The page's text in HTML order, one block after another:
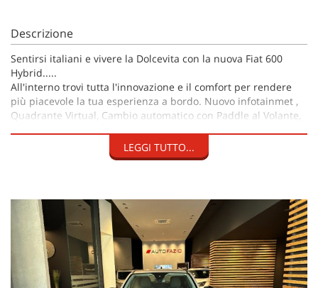
Descrizione
Sentirsi italiani e vivere la Dolcevita con la nuova Fiat 600
Hybrid.....
All'interno trovi tutta l'innovazione e il comfort per rendere
più piacevole la tua esperienza a bordo. Nuovo infotainmet ,
Quadrante Virtual, Cambio automatico con Paddle al Volante,
tecnologia Full Led,e tanti sistema di sicurezza come
telecamera anticollisione , riconoscimento segnali e pedoni.
rottamare il momento è ora !! approfitta della super
rottamazione e regalati Fiat 600 HYBRID da € 20.600,00 .Non
farti scappare l'offerta ! e' riservata solo ai veicoli in pronta
consegna . info 095/629290 - info@autofazio.it
LEGGI TUTTO...